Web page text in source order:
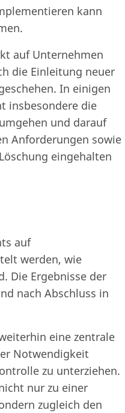
kann
auf Unternehmen
die Einleitung neuer
In einigen
insbesondere die
und darauf
Anforderungen sowie
eingehalten
auf
werden, wie
Die Ergebnisse der
nach Abschluss in
eine zentrale
Notwendigkeit
zu unterziehen.
nur zu einer
zugleich den